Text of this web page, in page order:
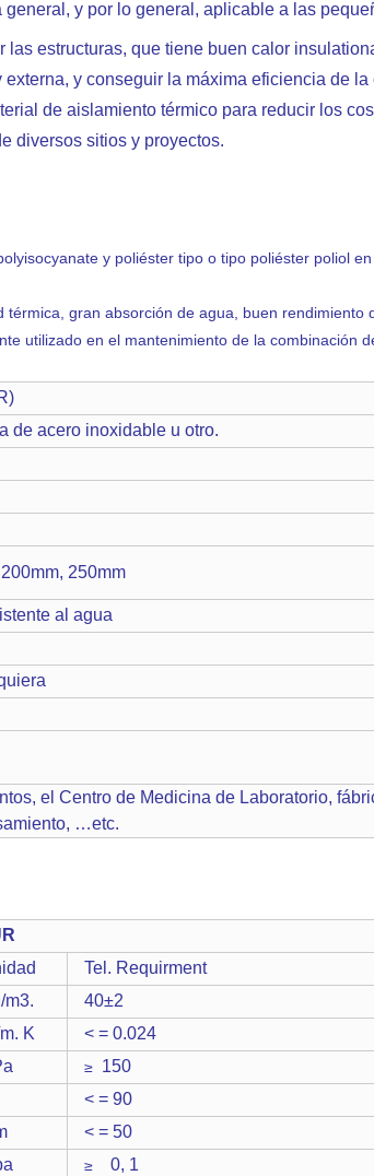
y por lo general, aplicable a las
estructuras, que tiene buen calor
y conseguir la máxima eficiencia de
de aislamiento térmico para reducir los
diversos sitios y proyectos.
y poliéster tipo o tipo poliéster poliol
gran absorción de agua, buen rendimiento
utilizado en el mantenimiento de la combinación
de acero inoxidable u otro.
250mm
al agua
el Centro de Medicina de Laboratorio,
…etc.
Tel. Requirment
m3.
40±2
K
< = 0.024
≥ 150
< = 90
< = 50
≥ 0, 1